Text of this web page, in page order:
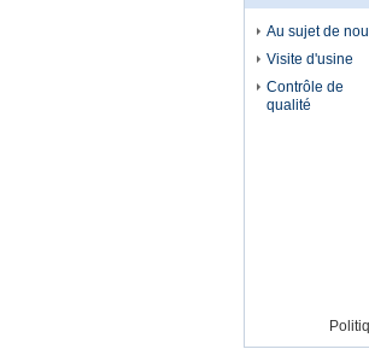
Au sujet de
Visite d'usine
Contrôle de
qualité